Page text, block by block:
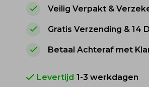
Veilig Verpakt &
Gratis Verzending & 14
Betaal Achteraf met
Levertijd 1-3 werkdagen